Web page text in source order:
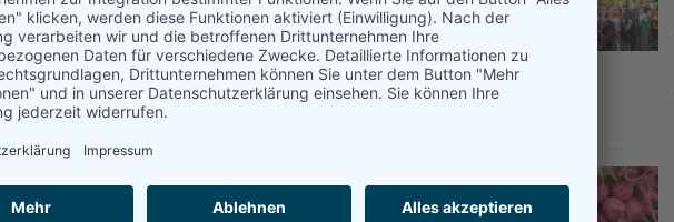
Landwirte erzielen wichtigen Teilerfolg beim heftigen
Streit um das Erntegut
12.06.2024
Ungesundes
14.12.2023